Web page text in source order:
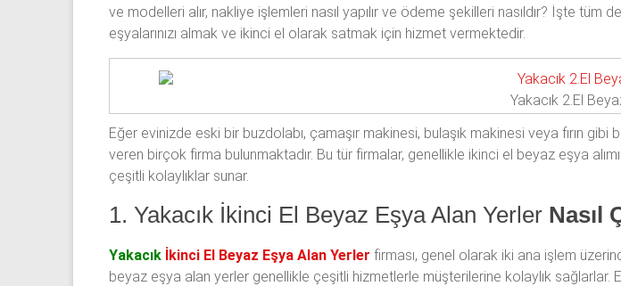
klima
ve
ve modelleri alır, nakliye işlemleri nasıl yapılır ve ödeme şekilleri nasıldır? İşte
eşyalarınızı almak ve ikinci el olarak satmak için hizmet vermektedir.
Yakacık 2.El
Eğer evinizde eski bir buzdolabı, çamaşır makinesi, bulaşık makinesi veya fırın
veren birçok firma bulunmaktadır. Bu tür firmalar, genellikle ikinci el beyaz eşya
çeşitli kolaylıklar sunar.
1. Yakacık İkinci El Beyaz Eşya Alan Yerler Nasıl
Yakacık İkinci El Beyaz Eşya Alan Yerler firması, genel olarak iki ana işlem
beyaz eşya alan yerler genellikle çeşitli hizmetlerle müşterilerine kolaylık sağlarlar.